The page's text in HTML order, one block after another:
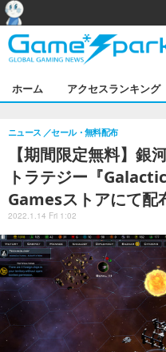
ホーム アクセスランキング
【期間限定無料】銀
トラテジー『
Gamesストアにて配
ニュース セール・無料配布
2022.1.14 Fri 1:02